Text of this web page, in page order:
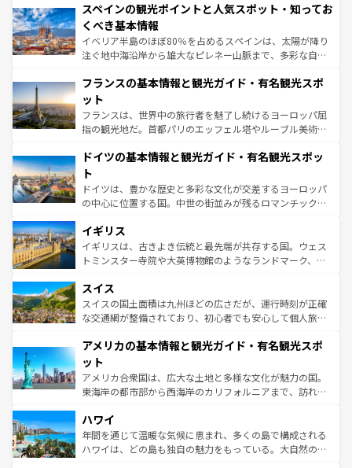
ろん、トスカーナの美しい田園風景やアマルフィ海岸の絶
景など、自然景観も見逃せない。観光の合間には、本場の
ピザやパスタなど、絶品のイタリア料理を堪能することも
できる。朝目覚めてから夜眠るまで、すべての瞬間を楽し
なお、新着のイタリア情報はコンテンツ一覧を参照してほ
しい。
スペインの観光ポイントと人気スポット・知ってお
くべき基本情報
イベリア半島のほぼ80％を占めるスペインは、太陽が降り
注ぐ地中海沿岸から雄大なピレネー山脈まで、多彩な自然
文化が根付くこの国では、情熱的なフラメンコ、熱気あふ
れる闘牛、そして美味しいタパスが生活の一部となってい
る。首都マドリードの洗練された雰囲気や、バルセロナの
アートに溢れた街角から、地方では古代ローマ遺跡や中世
せる。地方によって風土や気候が異なるスペインはその個
ンテンツ一覧 を参照してほしい。
フランスの基本情報と観光ガイド・有名観光スポ
ット
フランスは、世界中の旅行者を魅了し続けるヨーロッパ屈
指の観光地だ。首都パリのエッフェル塔やルーブル美術館
で、幅広い魅力が詰まっている。華麗な宮殿、歴史的な大
聖堂、美しいビーチ、そして豊かな自然が、訪れる者を心
から魅了する。また、フランスは美食の国としても知ら
れ、フランス料理はユネスコ無形文化遺産にも登録されて
香り高いラベンダー畑など、多彩な楽しみ方が可能だ。さ
らに、パリ以外の地域にも魅力が溢れており、どの街角に
も豊かな歴史と文化が息づいている。パリ以外の個性あふ
を参照してほしい。
ドイツの基本情報と観光ガイド・有名観光スポッ
ト
ドイツは、豊かな歴史と多彩な文化が交差するヨーロッパ
の中心に位置する国。中世の街並みが残るロマンチック街
顔を持つこの国は、どこを歩いても飽きることがない。ベ
ルリンの文化的活気、バイエルン州のアルプスの絶景、そ
してライン川沿いのワイン畑といった風景は必見。ビール
は、お酒好きな人にはぜひ体験してほしい。 なお、新着の
ドイツ情報はコンテンツ一覧を参照してほしい。
イギリス
イギリスは、古きよき伝統と最先端が共存する国。ウェス
トミンスター寺院や大英博物館のようなランドマーク、歴
リアごとに異なる魅力がある。また、優雅なアフタヌーン
ティー、ビール好きにはたまらない英国パブ、サッカー観
戦など、本場だからこそできる体験も豊富。イギリスを旅
ンツ一覧を参照してほしい。
スイス
スイスの国土面積は九州ほどの広さだが、運行時刻が正確
な交通網が整備されており、初心者でも安心して個人旅行
の建物がそのまま残る町や、スイスならではのユニークな
博物館もあり、アルプス観光だけでなく町歩きも満喫する
ことができる。国民の所得が高いため物価も高いが、旅行
者向けの交通パス提供のサービスもあり、うまく活用すれ
着のスイス情報は
アメリカの基本情報と観光ガイド・有名観光スポ
ット
アメリカ合衆国は、広大な土地と多様な文化が魅力の国。
東海岸の都市部から西海岸のカリフォルニアまで、訪れる
のような巨大都市は、観光、ショッピング、エンターテイ
ンメントが詰まった刺激的なスポットだ。一方、アメリカ
西部には大自然が広がり、グランドキャニオンやイエロー
ハワイ
年間を通じて温暖な気候に恵まれ、多くの島で構成される
ハワイは、どの島も独自の魅力をもっている。大自然の神